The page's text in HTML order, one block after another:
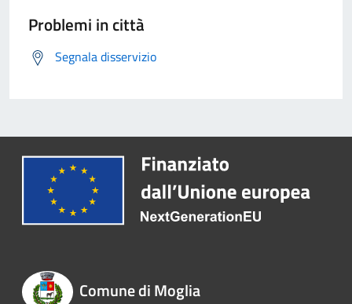
Problemi in città
Segnala disservizio
Comune di Moglia